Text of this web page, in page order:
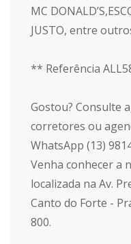
MC
JUSTO, entre
** Referência
Gostou? Consulte
corretores ou
WhatsApp (13)
Venha conhecer a
localizada na Av.
Canto do Forte -
800.